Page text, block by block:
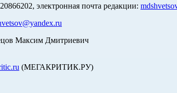
электронная почта редакции:
Максим Дмитриевич
(МЕГАКРИТИК.РУ)